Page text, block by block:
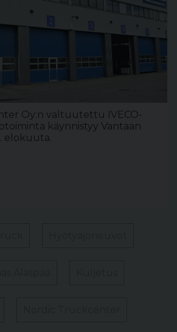
Oy:n valtuutettu IVECO-
käynnistyy Vantaan
elokuuta.